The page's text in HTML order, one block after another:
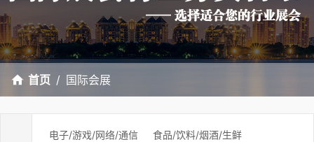
首页 国际会展
电子/游戏/网络/通信
食品/饮料/烟酒/生鲜